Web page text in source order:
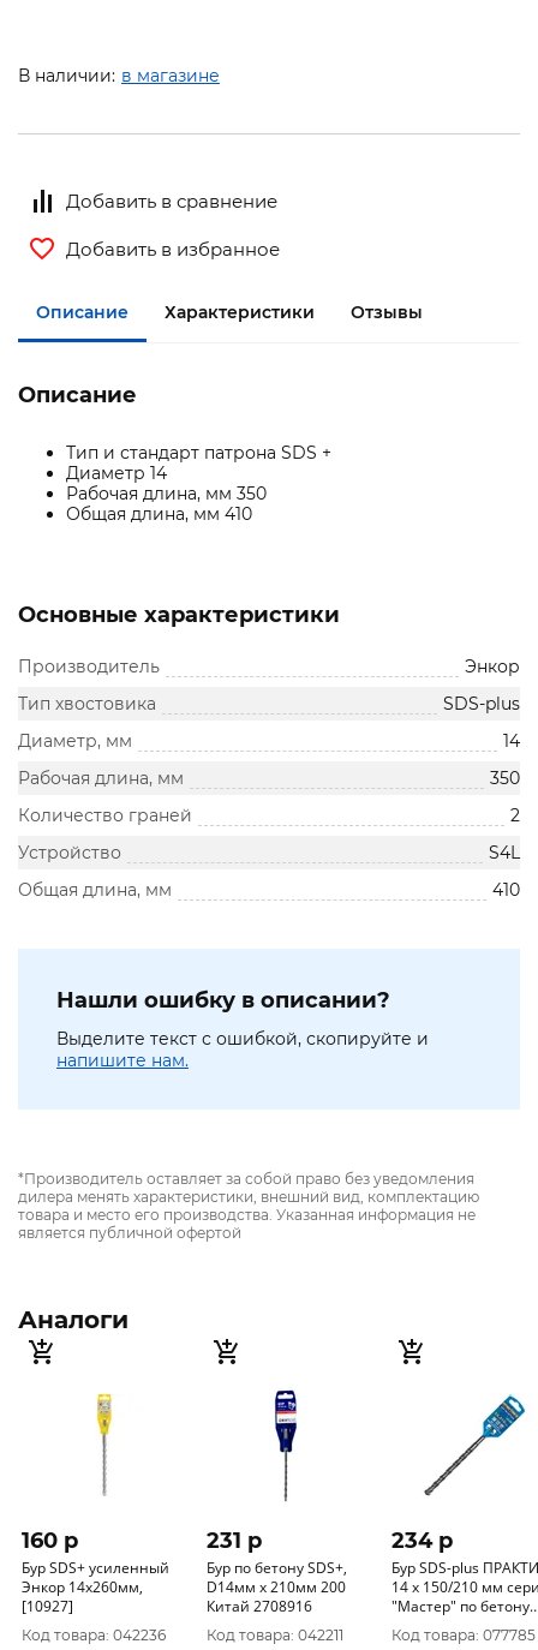
В наличии: в магазине
Добавить в сравнение
Добавить в избранное
Описание Характеристики Отзывы
Описание
Тип и стандарт патрона SDS +
Диаметр 14
Рабочая длина, мм 350
Общая длина, мм 410
Основные характеристики
Производитель
Энкор
Тип хвостовика
SDS-plus
Диаметр, мм
14
Рабочая длина, мм
350
Количество граней
2
Устройство
S4L
Общая длина, мм
410
Нашли ошибку в описании?
Выделите текст с ошибкой, скопируйте и
напишите нам.
*Производитель оставляет за собой право без уведомления
дилера менять характеристики, внешний вид, комплектацию
товара и место его производства. Указанная информация не
является публичной офертой
Аналоги
160 p
Бур SDS+ усиленный
Энкор 14x260мм,
[10927]
Код товара: 042236
231 p
Бур по бетону SDS+,
D14мм х 210мм 200
Китай 2708916
Код товара: 042211
234 p
Бур SDS-plus
14 х 150/210 мм
"Мастер" по бетону
911-819
Код товара: 077785